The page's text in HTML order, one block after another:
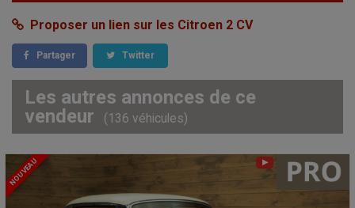
Proposer un lien sur les Citroen 2 CV
Partager Twitter
Les autres annonces de ce
vendeur
(136 véhicules)
NOUVEAU